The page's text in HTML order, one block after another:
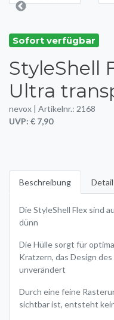
Sofort verfügbar
StyleShell
Ultra
nevox | Artikelnr.: 2168
UVP: € 7,90
Beschreibung
Die StyleShell Flex sind
dünn
Die Hülle sorgt für
Kratzern, das Design
unverändert
Durch eine feine
sichtbar ist, entsteht